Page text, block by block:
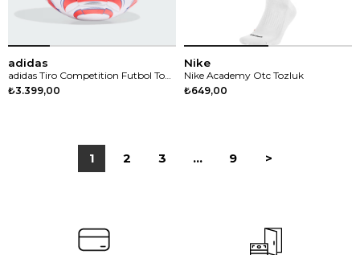
adidas
₺3.399,00
Nike
Nike Academy Otc Tozluk
₺649,00
1 2 3 ... 9 >